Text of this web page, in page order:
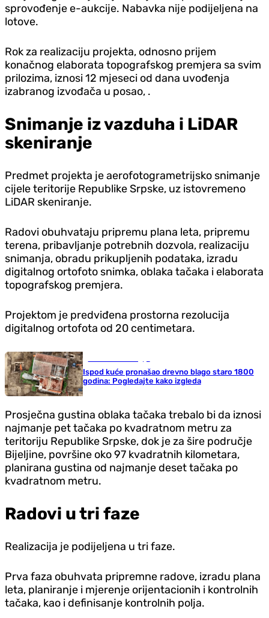
sprovođenje e-aukcije. Nabavka nije podijeljena na
lotove.
Rok za realizaciju projekta, odnosno prijem
konačnog elaborata topografskog premjera sa svim
prilozima, iznosi 12 mjeseci od dana uvođenja
izabranog izvođača u posao, .
Snimanje iz vazduha i LiDAR
skeniranje
Predmet projekta je aerofotogrametrijsko snimanje
cijele teritorije Republike Srpske, uz istovremeno
LiDAR skeniranje.
Radovi obuhvataju pripremu plana leta, pripremu
terena, pribavljanje potrebnih dozvola, realizaciju
snimanja, obradu prikupljenih podataka, izradu
digitalnog ortofoto snimka, oblaka tačaka i elaborata
topografskog premjera.
Projektom je predviđena prostorna rezolucija
digitalnog ortofota od 20 centimetara.
Ispod kuće pronašao drevno blago staro 1800
godina: Pogledajte kako izgleda
Prosječna gustina oblaka tačaka trebalo bi da iznosi
najmanje pet tačaka po kvadratnom metru za
teritoriju Republike Srpske, dok je za šire područje
Bijeljine, površine oko 97 kvadratnih kilometara,
planirana gustina od najmanje deset tačaka po
kvadratnom metru.
Radovi u tri faze
Realizacija je podijeljena u tri faze.
Prva faza obuhvata pripremne radove, izradu plana
leta, planiranje i mjerenje orijentacionih i kontrolnih
tačaka, kao i definisanje kontrolnih polja.